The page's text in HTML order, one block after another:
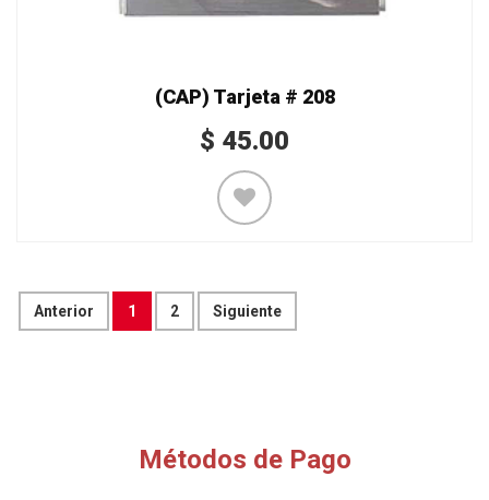
(CAP) Tarjeta # 208
$ 45.00
Anterior 1 2 Siguiente
Métodos de Pago